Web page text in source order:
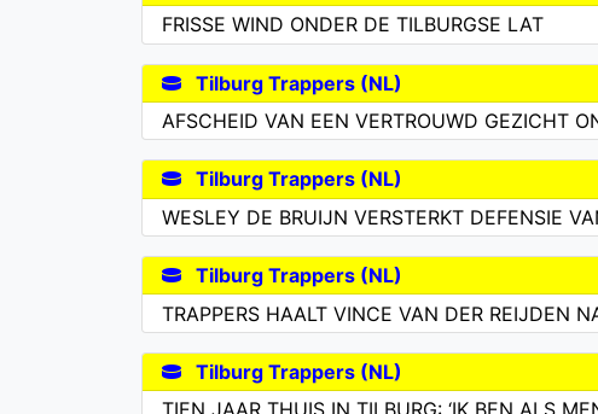
FRISSE WIND ONDER DE TILBURGSE LAT
Tilburg Trappers (NL)
AFSCHEID VAN EEN VERTROUWD GEZICHT
Tilburg Trappers (NL)
WESLEY DE BRUIJN VERSTERKT DEFENSIE
Tilburg Trappers (NL)
TRAPPERS HAALT VINCE VAN DER REIJDEN
Tilburg Trappers (NL)